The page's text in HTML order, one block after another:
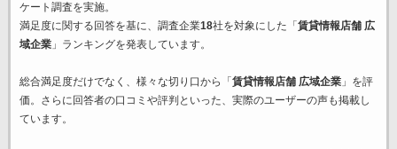
ケート調査を実施。
満足度に関する回答を基に、調査企業18社を対象にした「 賃貸情報店舗 広
域企業」ランキングを発表しています。
総合満足度だけでなく、様々な切り口から「 賃貸情報店舗 広域企業」を評
価。さらに回答者の口コミや評判といった、実際のユーザーの声も掲載し
ています。